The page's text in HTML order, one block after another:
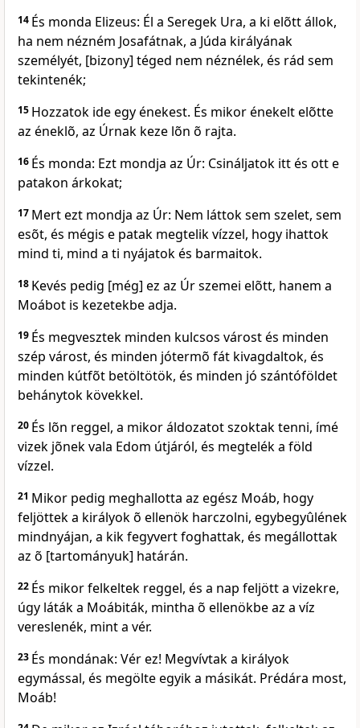
14 És monda Elizeus: Él a Seregek Ura, a ki elõtt állok,
ha nem nézném Josafátnak, a Júda királyának
személyét, [bizony] téged nem néznélek, és rád sem
tekintenék;
15 Hozzatok ide egy énekest. És mikor énekelt elõtte
az éneklõ, az Úrnak keze lõn õ rajta.
16 És monda: Ezt mondja az Úr: Csináljatok itt és ott e
patakon árkokat;
17 Mert ezt mondja az Úr: Nem láttok sem szelet, sem
esõt, és mégis e patak megtelik vízzel, hogy ihattok
mind ti, mind a ti nyájatok és barmaitok.
18 Kevés pedig [még] ez az Úr szemei elõtt, hanem a
Moábot is kezetekbe adja.
19 És megvesztek minden kulcsos várost és minden
szép várost, és minden jótermõ fát kivagdaltok, és
minden kútfõt betöltötök, és minden jó szántóföldet
behánytok kövekkel.
20 És lõn reggel, a mikor áldozatot szoktak tenni, ímé
vizek jõnek vala Edom útjáról, és megtelék a föld
vízzel.
21 Mikor pedig meghallotta az egész Moáb, hogy
feljöttek a királyok õ ellenök harczolni, egybegyûlének
mindnyájan, a kik fegyvert foghattak, és megállottak
az õ [tartományuk] határán.
22 És mikor felkeltek reggel, és a nap feljött a vizekre,
úgy láták a Moábiták, mintha õ ellenökbe az a víz
vereslenék, mint a vér.
23 És mondának: Vér ez! Megvívtak a királyok
egymással, és megölte egyik a másikát. Prédára most,
Moáb!